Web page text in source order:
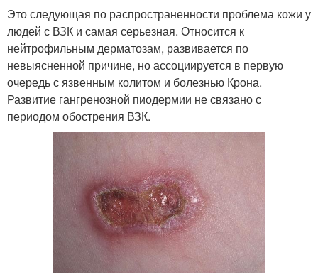
Это следующая по распространенности проблема кожи у
людей с ВЗК и самая серьезная. Относится к
нейтрофильным дерматозам, развивается по
невыясненной причине, но ассоциируется в первую
очередь с язвенным колитом и болезнью Крона.
Развитие гангренозной пиодермии не связано с
периодом обострения ВЗК.